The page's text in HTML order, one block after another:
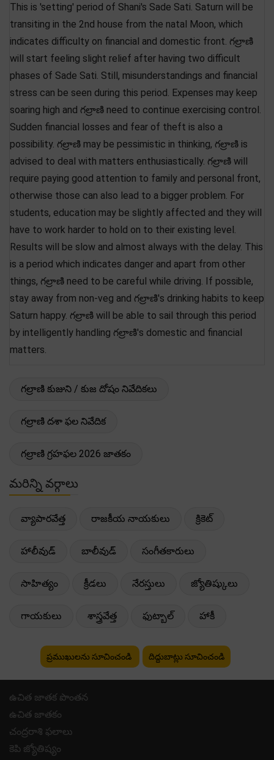
This is 'setting' period of Shani's Sade Sati. Saturn will be
transiting in the 2nd house from the natal Moon, which
indicates difficulty on financial and domestic front. గల్రాణి
will start feeling slight relief after having two difficult
phases of Sade Sati. Still, misunderstandings and financial
stress can be seen during this period. Expenses may keep
soaring high and గల్రాణి need to continue exercising control.
Sudden financial losses and fear of theft is also a
possibility. గల్రాణి may be pessimistic in thinking, గల్రాణి is
advised to deal with matters enthusiastically. గల్రాణి will
require paying good attention to family and personal front,
otherwise those can also lead to a bigger problem. For
students, education may be slightly affected and they will
have to work harder to hold on to their existing level.
Results will be slow and almost always with the delay. This
is a period which indicates danger and apart from other
things, గల్రాణి need to be careful while driving. If possible,
stay away from non-veg and గల్రాణి's drinking habits to keep
Saturn happy. గల్రాణి will be able to sail through this period
by intelligently handling గల్రాణి's domestic and financial
matters.
గల్రాణి కుజుని / కుజ దోషం నివేదికలు
గల్రాణి దశా ఫల నివేదిక
గల్రాణి గ్రహఫల 2026 జాతకం
మరిన్ని వర్గాలు
వ్యాపారవేత్త రాజకీయ నాయకులు క్రికెట్
హాలీవుడ్ బాలీవుడ్ సంగీతకారులు
సాహిత్యం క్రీడలు నేరస్తులు జ్యోతిష్కులు
గాయకులు శాస్త్రవేత్త ఫుట్బాల్ హాకీ
ప్రముఖులను సూచించండి దిద్దుబాట్లు సూచించండి
ఉచిత జాతక పొంతన
ఉచిత జాతకం
చంద్రరాశి ఫలాలు
కెపి జ్యోతిష్యం